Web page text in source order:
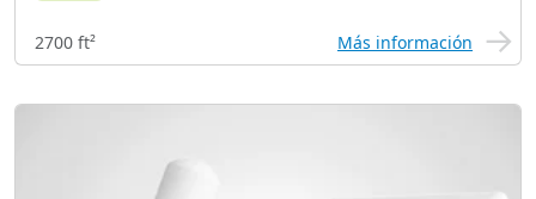
2700 ft² Más información